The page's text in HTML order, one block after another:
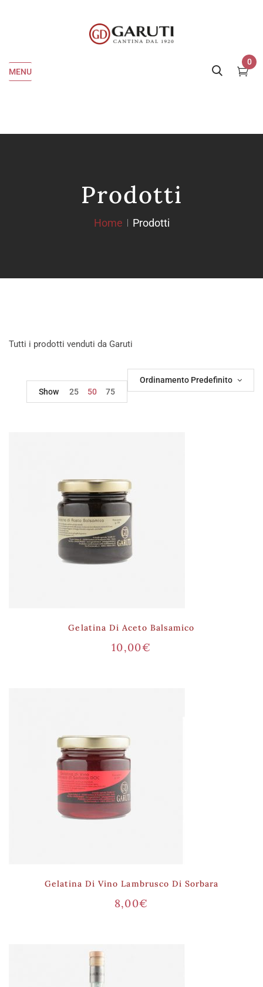
MENU
0
Prodotti
Home Prodotti
Tutti i prodotti venduti da Garuti
Ordinamento Predefinito
Show
25 50 75
Gelatina Di Aceto Balsamico
10,00€
Gelatina Di Vino Lambrusco Di Sorbara
8,00€